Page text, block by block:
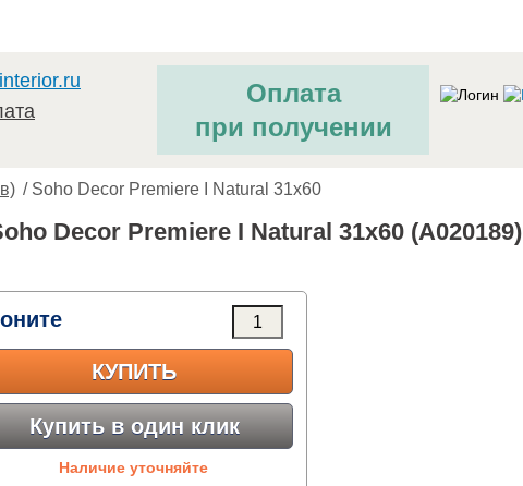
Оплата
при получении
/ Soho Decor Premiere I Natural 31x60
Decor Premiere I Natural 31x60 (A020189)
КУПИТЬ
Купить в один клик
Наличие уточняйте